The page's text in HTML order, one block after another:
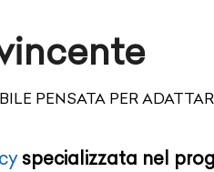
PENSATA PER
specializzata nel